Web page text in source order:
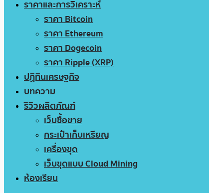
ราคาและการวิเคราะห์
ราคา Bitcoin
ราคา Ethereum
ราคา Dogecoin
ราคา Ripple (XRP)
ปฏิทินเศรษฐกิจ
บทความ
รีวิวผลิตภัณฑ์
เว็บซื้อขาย
กระเป๋าเก็บเหรียญ
เครื่องขุด
เว็บขุดแบบ Cloud Mining
ห้องเรียน